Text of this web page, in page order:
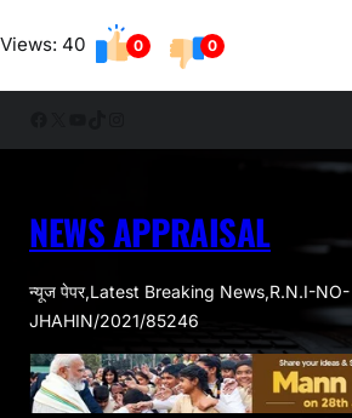
Views: 40 0 0
NEWS APPRAISAL
न्यूज पेपर,Latest Breaking News,R.N.I-NO-
JHAHIN/2021/85246